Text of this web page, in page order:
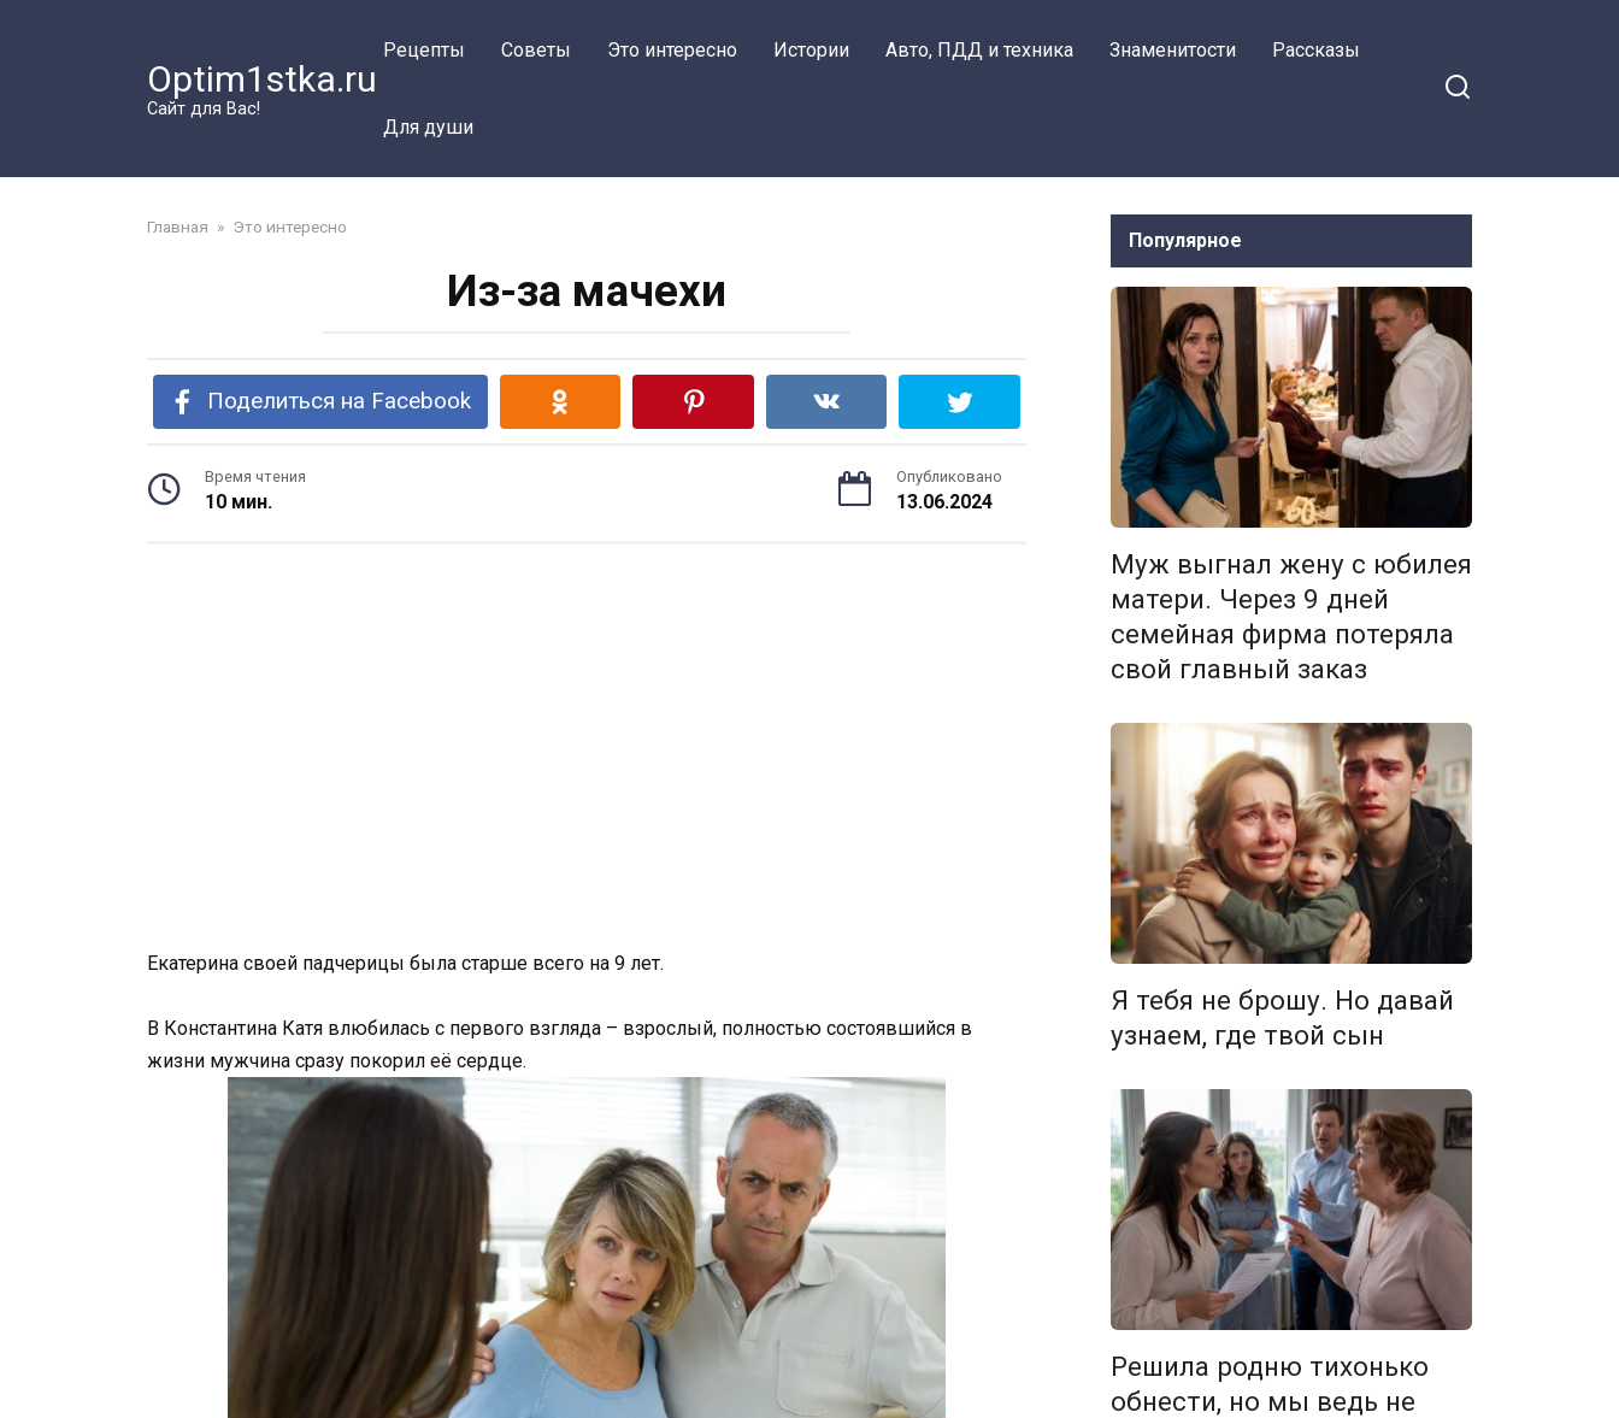
Optim1stka.ru
Сайт для Вас!
Рецепты Советы Это интересно Истории Авто, ПДД и техника Знаменитости Рассказы
Для души
Главная » Это интересно
Из-за мачехи
Поделиться на Facebook
Время чтения
10 мин.
Опубликовано
13.06.2024
Екатерина своей падчерицы была старше всего на 9 лет.
В Константина Катя влюбилась с первого взгляда – взрослый, полностью состоявшийся в
жизни мужчина сразу покорил её сердце.
Популярное
Муж выгнал жену с юбилея
матери. Через 9 дней
семейная фирма потеряла
свой главный заказ
Я тебя не брошу. Но давай
узнаем, где твой сын
Решила родню тихонько
обнести, но мы ведь не